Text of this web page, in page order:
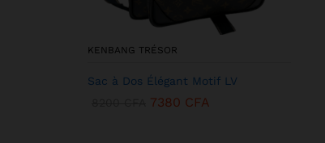
KENBANG TRÉSOR
Sac à Dos Élégant Motif LV
7380 CFA